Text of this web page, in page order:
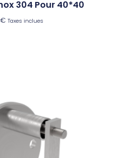
304 Pour 40*40
€ Taxes inclues